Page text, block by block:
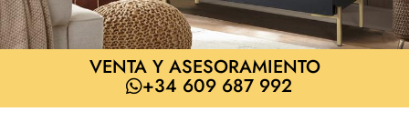
VENTA Y ASESORAMIENTO
+34 609 687 992